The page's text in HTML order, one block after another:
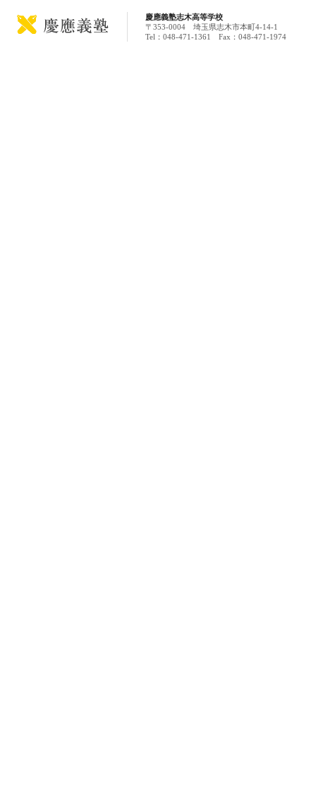
慶應義塾志木高等学校
〒353-0004 埼玉県志木市本町4-14-1
Tel：048-471-1361 Fax：048-471-1974